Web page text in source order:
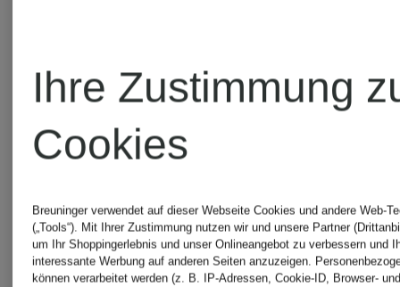
Trachtenmode
Gottseidank
Trachtenmode
Dirndl &
Spieth &
Ihre Zustimmung
Cookies
Breuninger verwendet auf dieser Webseite Cookies und andere Web-
(„Tools“). Mit Ihrer Zustimmung nutzen wir und unsere Partner
um Ihr Shoppingerlebnis und unser Onlineangebot zu verbessern und
interessante Werbung auf anderen Seiten anzuzeigen.
können verarbeitet werden (z. B. IP-Adressen, Cookie-ID, Browser-